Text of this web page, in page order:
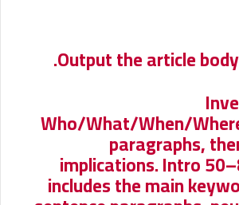
Who/What/When/
paragraphs,
implications. Intro
includes the main